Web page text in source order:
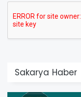
Sakarya Haber